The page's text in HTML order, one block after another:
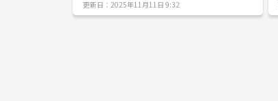
も馴染みやすいです。もちろん友達同士の参加も男女
問わず受け付けてます🙆‍♂️🙆‍♀️ 知識も最近映画に興味を持
更新日：2025年11月11日 9:32